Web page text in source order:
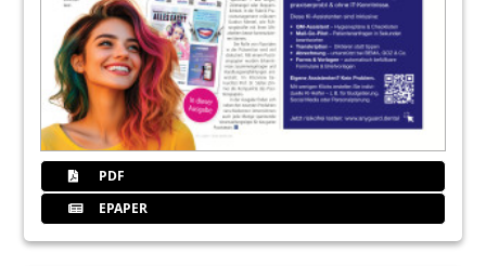
Redaktion
43Digital, modern und unabhängig – genau
wie Ihre Zahnarztpraxis
Redaktion
44Surgic Pro 2: Für die digital vernetzte
Implantatbehandlung
PDF
EPAPER